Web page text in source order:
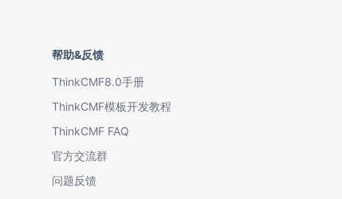
帮助&反馈
ThinkCMF8.0手册
ThinkCMF模板开发教程
ThinkCMF FAQ
官方交流群
问题反馈